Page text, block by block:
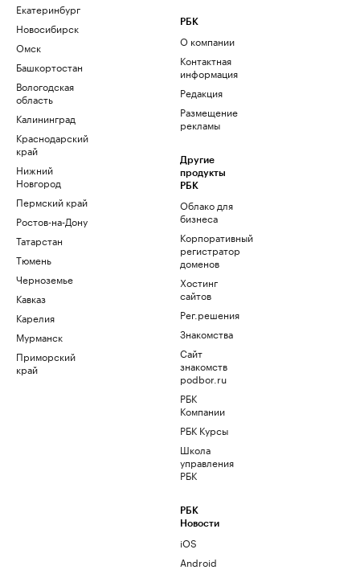
Екатеринбург
Новосибирск
Омск
Башкортостан
Вологодская
область
Калининград
Краснодарский
край
Нижний
Новгород
Пермский край
Ростов-на-Дону
Татарстан
Тюмень
Черноземье
Кавказ
Карелия
Мурманск
Приморский
край
РБК
О компании
Контактная
информация
Редакция
Размещение
рекламы
Другие
продукты
РБК
Облако для
бизнеса
Корпоративный
регистратор
доменов
Хостинг
сайтов
Рег.решения
Знакомства
Сайт
знакомств
podbor.ru
РБК
Компании
РБК Курсы
Школа
управления
РБК
РБК
Новости
iOS
Android